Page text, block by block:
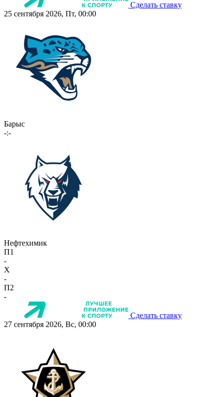
Сделать ставку
25 сентября 2026, Пт, 00:00
Барыс
-:-
Нефтехимик
П1
-
X
-
П2
-
Сделать ставку
27 сентября 2026, Вс, 00:00